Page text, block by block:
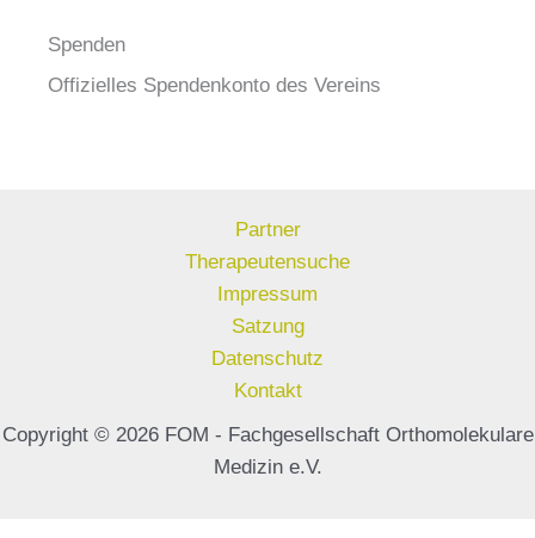
Spenden
Offizielles Spendenkonto des Vereins
Partner
Therapeutensuche
Impressum
Satzung
Datenschutz
Kontakt
Copyright © 2026 FOM - Fachgesellschaft Orthomolekulare
Medizin e.V.